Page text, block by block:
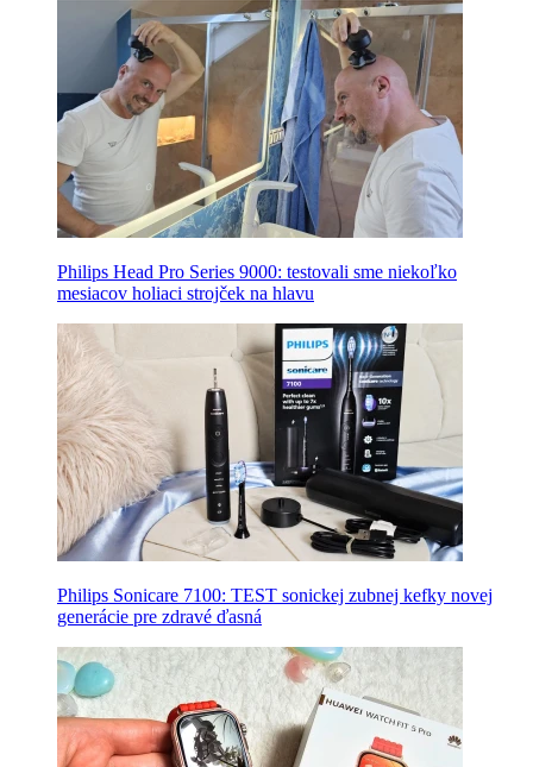
Philips Head Pro Series 9000: testovali sme niekoľko
mesiacov holiaci strojček na hlavu
Philips Sonicare 7100: TEST sonickej zubnej kefky novej
generácie pre zdravé ďasná